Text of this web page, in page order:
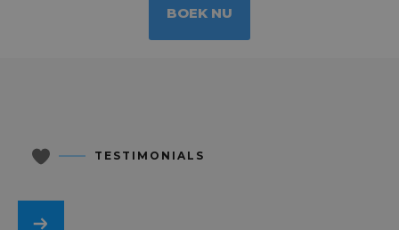
BOEK NU
TESTIMONIALS